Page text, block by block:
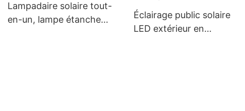
590 W, 620 W, 630 W et
650 W.
Lampadaire solaire tout-
en-un, lampe étanche
Éclairage public solaire
LED extérieur en